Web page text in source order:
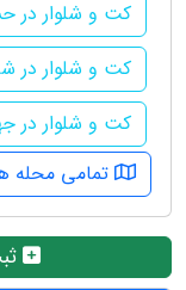
کت و شلوار در
کت و شلوار در
کت و شلوار در
تمامی محله